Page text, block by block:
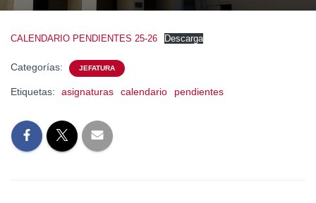
CALENDARIO PENDIENTES 25-26 Descarga
Categorías: JEFATURA
Etiquetas: asignaturas calendario pendientes